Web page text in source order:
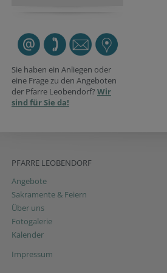
Sie haben ein Anliegen oder
eine Frage zu den Angeboten
der Pfarre Leobendorf? Wir
sind für Sie da!
PFARRE LEOBENDORF
Angebote
Sakramente & Feiern
Über uns
Fotogalerie
Kalender
Impressum